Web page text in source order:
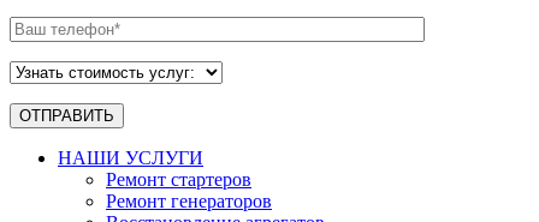
НАШИ УСЛУГИ
Ремонт стартеров
Ремонт генераторов